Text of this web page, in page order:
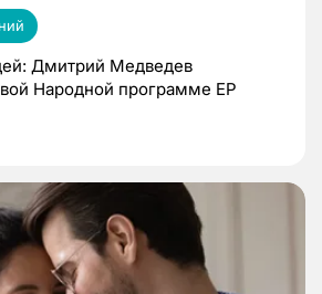
Дмитрий Медведев
Народной программе ЕР